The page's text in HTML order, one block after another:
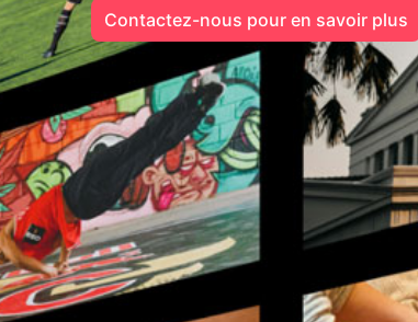
Contactez-nous pour en savoir plus